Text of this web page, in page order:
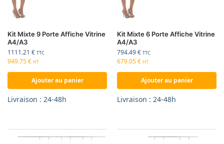
Kit Mixte 9 Porte Affiche Vitrine
A4/A3
1111.21 € TTC
949.75€ HT
Ajouter au panier
Livraison : 24-48h
Kit Mixte 6 Porte Affiche Vitrine
A4/A3
794.49€ TTC
679.05€ HT
Ajouter au panier
Livraison : 24-48h